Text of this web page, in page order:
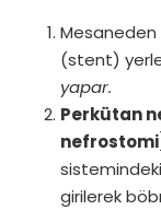
(stent)
yapar.
Perkütan
girilerek